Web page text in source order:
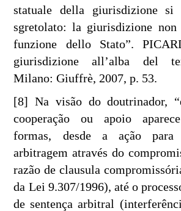
statuale della giurisdizione si
sgretolato: la giurisdizione
funzione dello Stato”.
giurisdizione all’alba del
Milano: Giuffrè, 2007, p. 53.
[8] Na visão do doutrinador,
cooperação ou apoio
formas, desde a ação para
arbitragem através do
razão de clausula
da Lei 9.307/1996), até o
de sentença arbitral